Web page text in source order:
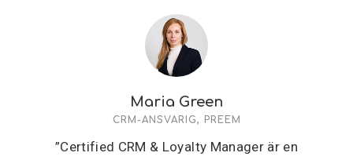
Maria Green
CRM-ANSVARIG, PREEM
”Certified CRM & Loyalty Manager är en